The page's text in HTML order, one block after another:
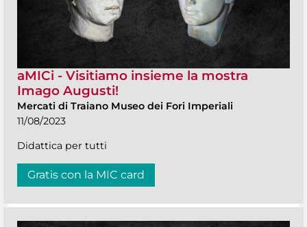
aMICi - Visitiamo insieme la mostra
Imago Augusti!
Mercati di Traiano Museo dei Fori Imperiali
11/08/2023
Didattica per tutti
Gratis con la MIC card